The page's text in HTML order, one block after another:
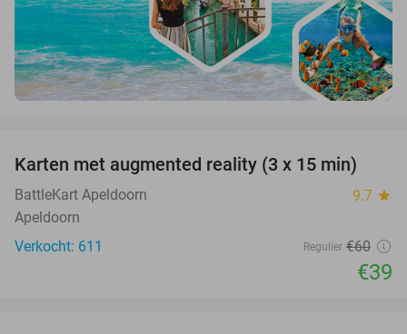
35%
Karten met augmented reality (3 x 15 min)
BattleKart Apeldoorn 9.7 star
Apeldoorn
Verkocht: 611
Regulier €60
€39